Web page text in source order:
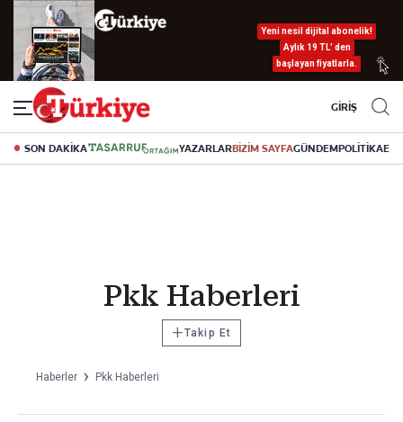
Yeni nesil dijital abonelik!
Aylık 19 TL’ den
başlayan fiyatlarla.
GİRİŞ
SON DAKİKA YAZARLARBİZİM SAYFAGÜNDEMPOLİTİKA
Pkk Haberleri
+Takip Et
Haberler Pkk Haberleri